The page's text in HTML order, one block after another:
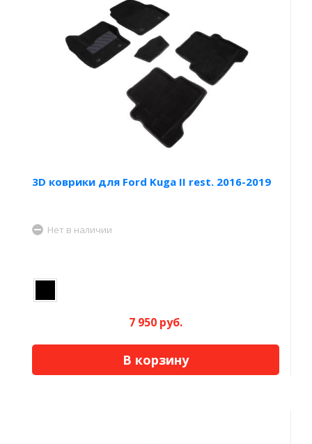
3D коврики для Ford Kuga II rest. 2016-2019
Нет в наличии
7 950 руб.
В корзину